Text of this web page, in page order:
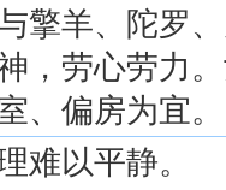
擎羊、陀罗
，劳心劳力
、偏房为宜。
难以平静。